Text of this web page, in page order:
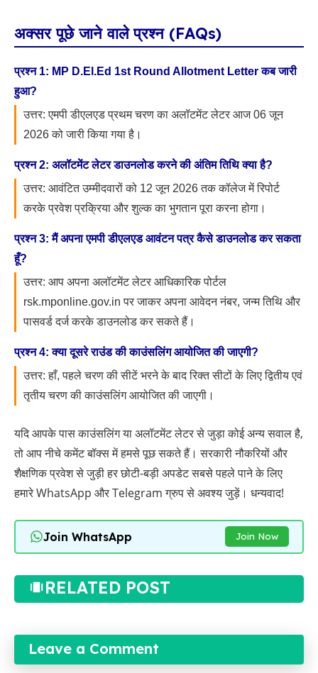
अक्सर पूछे जाने वाले प्रश्न (FAQs)
प्रश्न 1: MP D.El.Ed 1st Round Allotment Letter कब जारी
हुआ?
उत्तर: एमपी डीएलएड प्रथम चरण का अलॉटमेंट लेटर आज 06 जून
2026 को जारी किया गया है।
प्रश्न 2: अलॉटमेंट लेटर डाउनलोड करने की अंतिम तिथि क्या है?
उत्तर: आवंटित उम्मीदवारों को 12 जून 2026 तक कॉलेज में रिपोर्ट
करके प्रवेश प्रक्रिया और शुल्क का भुगतान पूरा करना होगा।
प्रश्न 3: मैं अपना एमपी डीएलएड आवंटन पत्र कैसे डाउनलोड कर सकता
हूँ?
उत्तर: आप अपना अलॉटमेंट लेटर आधिकारिक पोर्टल
rsk.mponline.gov.in पर जाकर अपना आवेदन नंबर, जन्म तिथि और
पासवर्ड दर्ज करके डाउनलोड कर सकते हैं।
प्रश्न 4: क्या दूसरे राउंड की काउंसलिंग आयोजित की जाएगी?
उत्तर: हाँ, पहले चरण की सीटें भरने के बाद रिक्त सीटों के लिए द्वितीय एवं
तृतीय चरण की काउंसलिंग आयोजित की जाएगी।
यदि आपके पास काउंसलिंग या अलॉटमेंट लेटर से जुड़ा कोई अन्य सवाल है,
तो आप नीचे कमेंट बॉक्स में हमसे पूछ सकते हैं। सरकारी नौकरियों और
शैक्षणिक प्रवेश से जुड़ी हर छोटी-बड़ी अपडेट सबसे पहले पाने के लिए
हमारे WhatsApp और Telegram ग्रुप से अवश्य जुड़ें। धन्यवाद!
Join WhatsApp Join Now
RELATED POST
Leave a Comment